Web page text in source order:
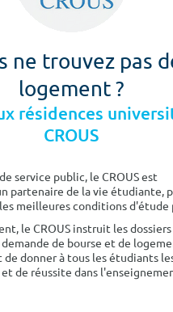
ne trouvez pas
logement ?
résidences
CROUS
service public, le CROUS est
partenaire de la vie étudiante,
meilleures conditions d'étude
le CROUS instruit les
de bourse et de
donner à tous les étudiants
et de réussite dans